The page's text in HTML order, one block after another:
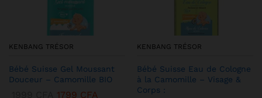
KENBANG TRÉSOR
Bébé Suisse Gel Moussant
Douceur – Camomille BIO
1799 CFA
KENBANG TRÉSOR
Bébé Suisse Eau de Cologne
à la Camomille – Visage &
Corps :